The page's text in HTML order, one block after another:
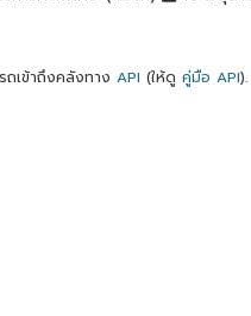
เข้าถึงคลังทาง API (ให้ดู คู่มือ API).